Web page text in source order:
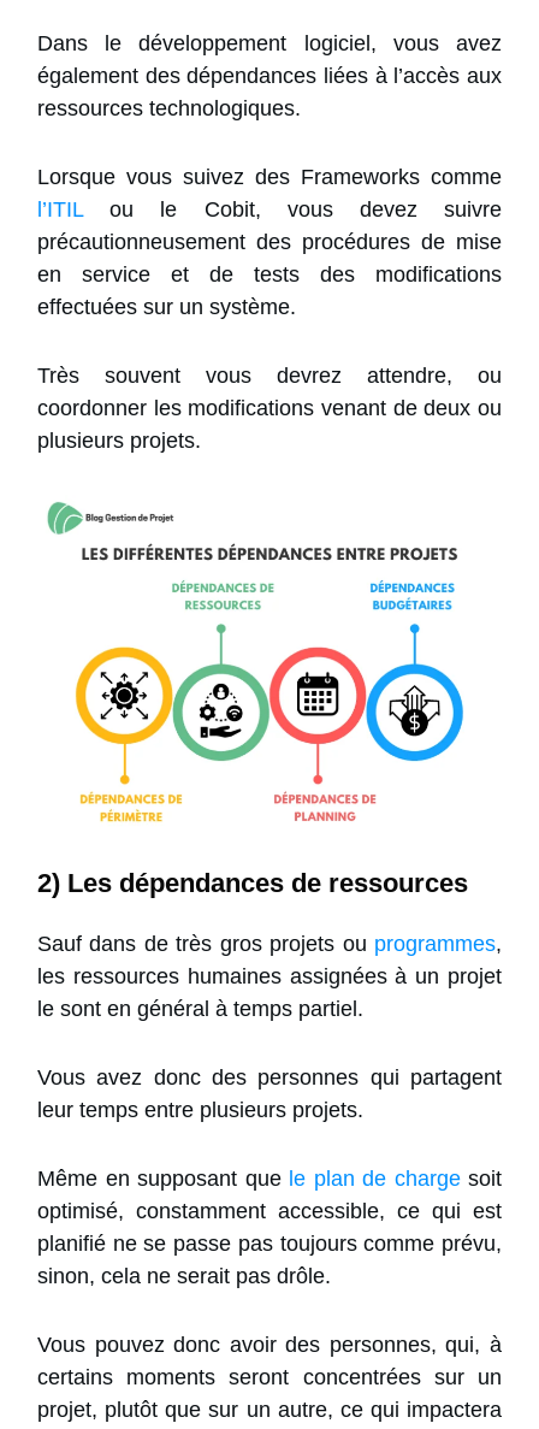
Dans le développement logiciel, vous avez
également des dépendances liées à l’accès aux
ressources technologiques.
Lorsque vous suivez des Frameworks comme
l’ITILou le Cobit, vous devez suivre
précautionneusement des procédures de mise
en service et de tests des modifications
effectuées sur un système.
Très souvent vous devrez attendre, ou
coordonner les modifications venant de deux ou
plusieurs projets.
2) Les dépendances de ressources
Sauf dans de très gros projets ou programmes,
les ressources humaines assignées à un projet
le sont en général à temps partiel.
Vous avez donc des personnes qui partagent
leur temps entre plusieurs projets.
Même en supposant que le plan de chargesoit
optimisé, constamment accessible, ce qui est
planifié ne se passe pas toujours comme prévu,
sinon, cela ne serait pas drôle.
Vous pouvez donc avoir des personnes, qui, à
certains moments seront concentrées sur un
projet, plutôt que sur un autre, ce qui impactera